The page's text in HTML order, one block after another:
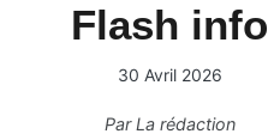
Flash info
30 Avril 2026
ParLa rédaction